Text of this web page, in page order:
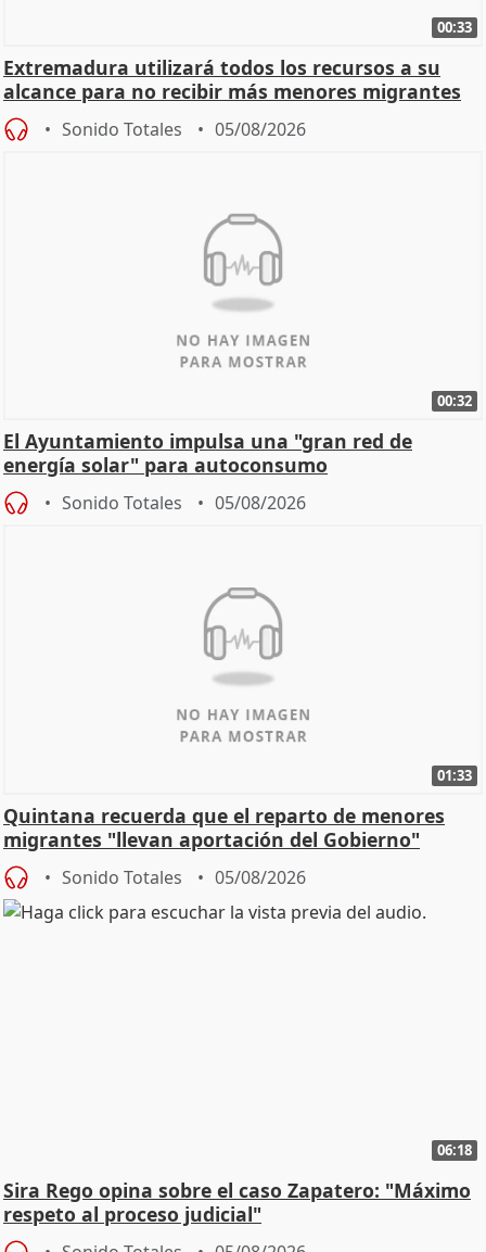
00:33
Extremadura utilizará todos los recursos a su
alcance para no recibir más menores migrantes
Sonido Totales 05/08/2026
00:32
El Ayuntamiento impulsa una "gran red de
energía solar" para autoconsumo
Sonido Totales 05/08/2026
01:33
Quintana recuerda que el reparto de menores
migrantes "llevan aportación del Gobierno"
central
Sonido Totales 05/08/2026
06:18
Sira Rego opina sobre el caso Zapatero: "Máximo
respeto al proceso judicial"